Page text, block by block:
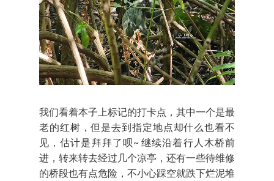
我们看着本子上标记的打卡点，其中一个是最
老的红树，但是去到指定地点却什么也看不
见，估计是拜拜了呗~ 继续沿着行人木桥前
进，转来转去经过几个凉亭，还有一些待维修
的桥段也有点危险，不小心踩空就跌下烂泥堆